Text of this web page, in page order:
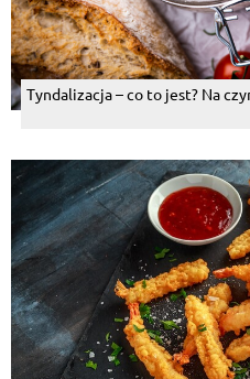
Tyndalizacja – co to jest? Na